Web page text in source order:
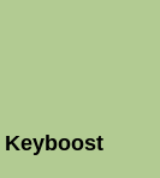
Keyboost